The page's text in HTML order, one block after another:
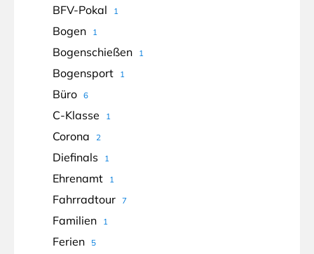
BFV-Pokal 1
Bogen 1
Bogenschießen 1
Bogensport 1
Büro 6
C-Klasse 1
Corona 2
Diefinals 1
Ehrenamt 1
Fahrradtour 7
Familien 1
Ferien 5